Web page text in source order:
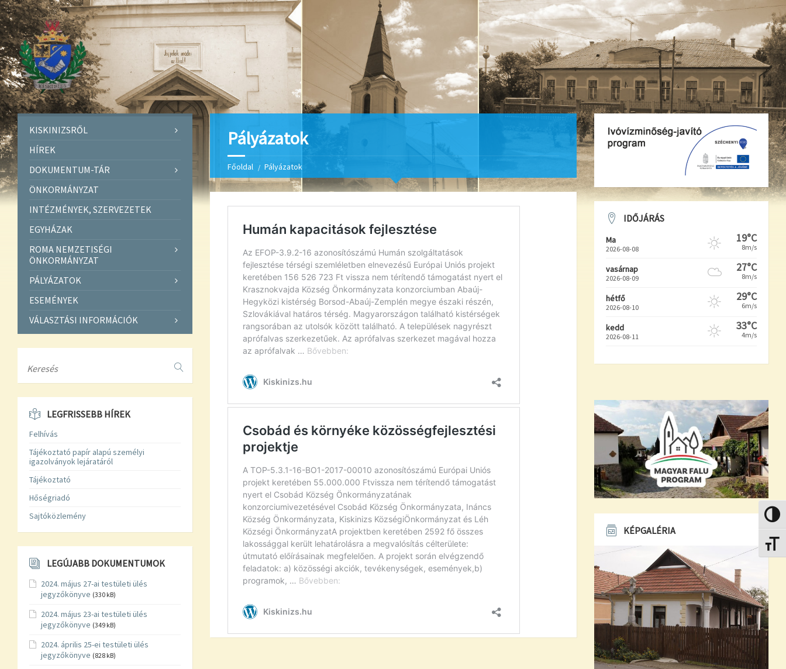
Pályázatok
Főoldal Pályázatok
KISKINIZSRŐL
HÍREK
DOKUMENTUM-TÁR
ÖNKORMÁNYZAT
INTÉZMÉNYEK, SZERVEZETEK
EGYHÁZAK
ROMA NEMZETISÉGI
ÖNKORMÁNYZAT
PÁLYÁZATOK
ESEMÉNYEK
VÁLASZTÁSI INFORMÁCIÓK
LEGFRISSEBB HÍREK
Felhívás
Tájékoztató papír alapú személyi
igazolványok lejáratáról
Tájékoztató
Hőségriadó
Sajtóközlemény
LEGÚJABB DOKUMENTUMOK
2024. május 27-ai testületi ülés
jegyzőkönyve (330 kB)
2024. május 23-ai testületi ülés
jegyzőkönyve (349 kB)
2024. április 25-ei testületi ülés
jegyzőkönyve (828 kB)
IDŐJÁRÁS
Ma
2026-08-08
19°C
8m/s
vasárnap
2026-08-09
27°C
8m/s
hétfő
2026-08-10
29°C
6m/s
kedd
2026-08-11
33°C
4m/s
KÉPGALÉRIA